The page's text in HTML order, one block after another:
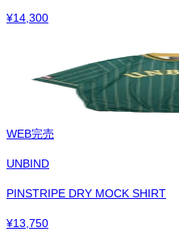
¥14,300
WEB完売
UNBIND
PINSTRIPE DRY MOCK SHIRT
¥13,750